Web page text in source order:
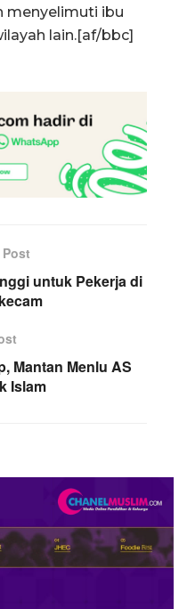
menyelimuti ibu
lain.[af/bbc]
untuk Pekerja di
Mantan Menlu AS
Islam